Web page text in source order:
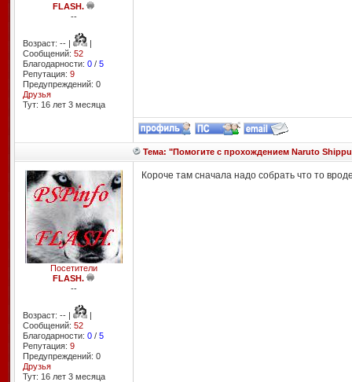
FLASH.
--
Возраст: -- |
|
Сообщений: 52
Благодарности: 0/ 5
Репутация: 9
Предупреждений: 0
Друзья
Тут: 16 лет 3 месяцa
Тема: "Помогите с прохождением Naruto
Посетители
FLASH.
--
Возраст: -- |
|
Сообщений: 52
Благодарности: 0/ 5
Репутация: 9
Предупреждений: 0
Друзья
Тут: 16 лет 3 месяцa
Короче там сначала надо собрать что то